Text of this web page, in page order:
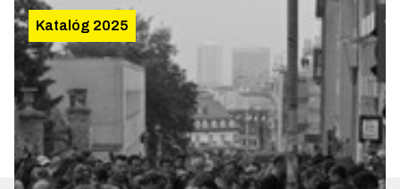
Katalóg 2025